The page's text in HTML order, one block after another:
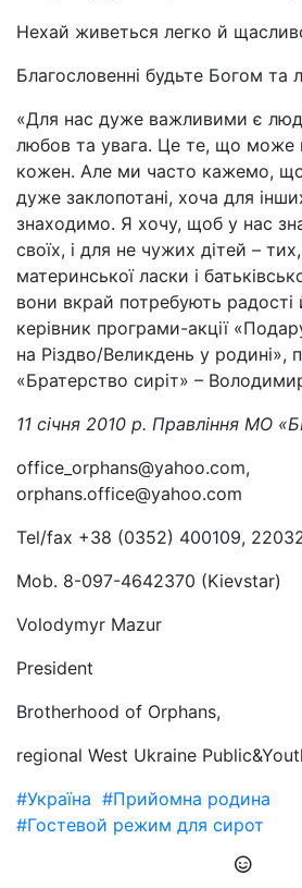
Нехай живеться легко й
Благословенні будьте Богом та
«Для нас дуже важливими є
любов та увага. Це те, що може
кожен. Але ми часто кажемо,
дуже заклопотані, хоча для
знаходимо. Я хочу, щоб у нас
своїх, і для не чужих дітей –
материнської ласки і
вони вкрай потребують радості
керівник програми-акції
на Різдво/Великдень у родині»,
«Братерство сиріт» –
11 січня 2010 р. Правління МО
office_orphans@yahoo.com,
orphans.office@yahoo.com
Tel/fax +38 (0352) 400109,
Mob. 8-097-4642370 (Kievstar)
Volodymyr Mazur
President
Brotherhood of Orphans,
regional West Ukraine
#Україна #Прийомна родина
#Гостевой режим для сирот